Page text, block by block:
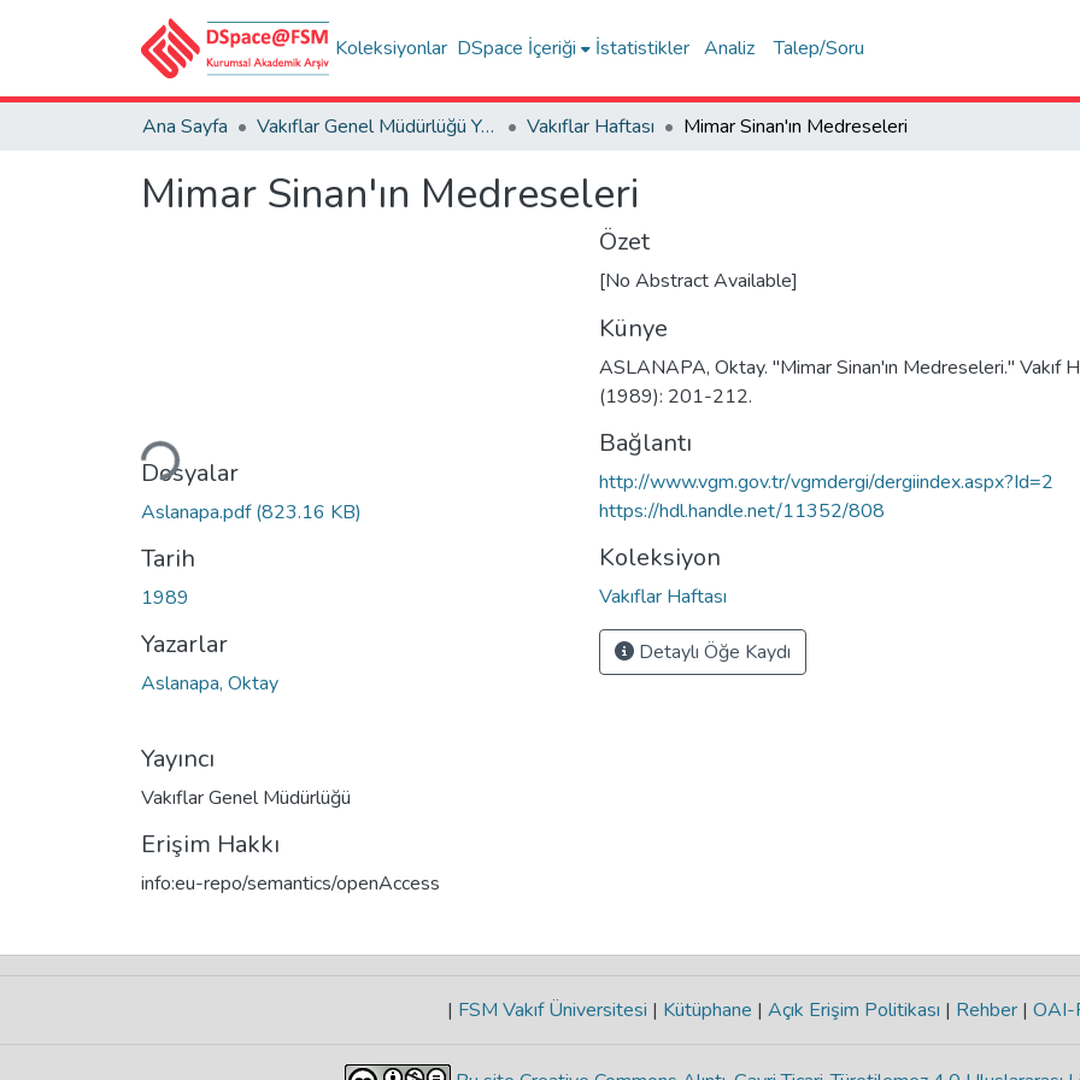
Koleksiyonlar DSpace İçeriği İstatistikler Analiz Talep/Soru
Ana Sayfa Vakıflar Genel Müdürlüğü Yayınları Vakıflar Haftası Mimar Sinan'ın Medreseleri
Mimar Sinan'ın Medreseleri
Yükleniyor...
Dosyalar
Aslanapa.pdf(823.16 KB)
Tarih
1989
Yazarlar
Aslanapa, Oktay
Yayıncı
Vakıflar Genel Müdürlüğü
Erişim Hakkı
info:eu-repo/semantics/openAccess
Özet
[No Abstract Available]
Künye
ASLANAPA, Oktay. "Mimar Sinan'ın Medreseleri." Vakıf
(1989): 201-212.
Bağlantı
http://www.vgm.gov.tr/vgmdergi/dergiindex.aspx?Id=2
https://hdl.handle.net/11352/808
Koleksiyon
Vakıflar Haftası
Detaylı Öğe Kaydı
| FSM Vakıf Üniversitesi | Kütüphane | Açık Erişim Politikası | Rehber | OAI-